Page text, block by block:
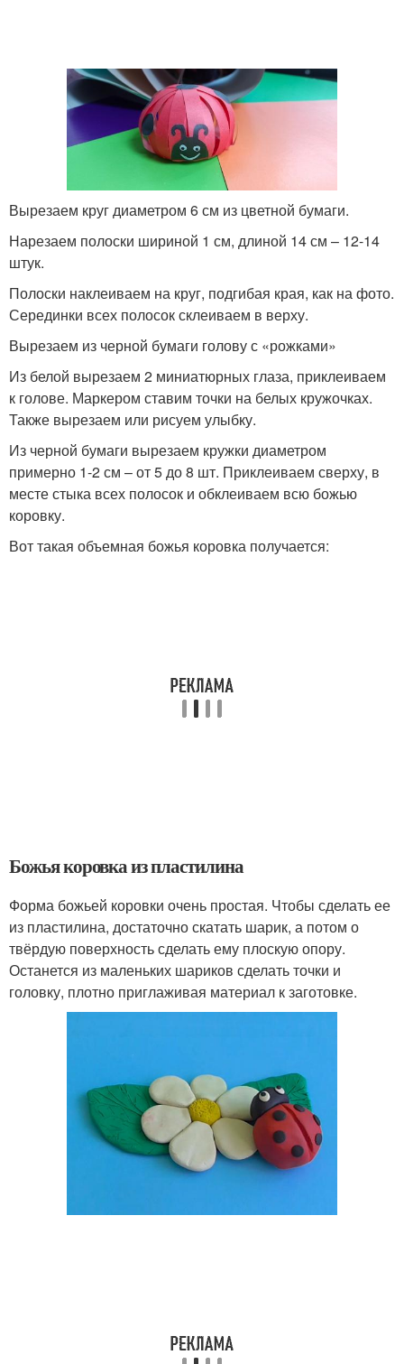
Вырезаем круг диаметром 6 см из цветной бумаги.
Нарезаем полоски шириной 1 см, длиной 14 см – 12-14
штук.
Полоски наклеиваем на круг, подгибая края, как на фото.
Серединки всех полосок склеиваем в верху.
Вырезаем из черной бумаги голову с «рожками»
Из белой вырезаем 2 миниатюрных глаза, приклеиваем
к голове. Маркером ставим точки на белых кружочках.
Также вырезаем или рисуем улыбку.
Из черной бумаги вырезаем кружки диаметром
примерно 1-2 см – от 5 до 8 шт. Приклеиваем сверху, в
месте стыка всех полосок и обклеиваем всю божью
коровку.
Вот такая объемная божья коровка получается:
Божья коровка из пластилина
Форма божьей коровки очень простая. Чтобы сделать ее
из пластилина, достаточно скатать шарик, а потом о
твёрдую поверхность сделать ему плоскую опору.
Останется из маленьких шариков сделать точки и
головку, плотно приглаживая материал к заготовке.